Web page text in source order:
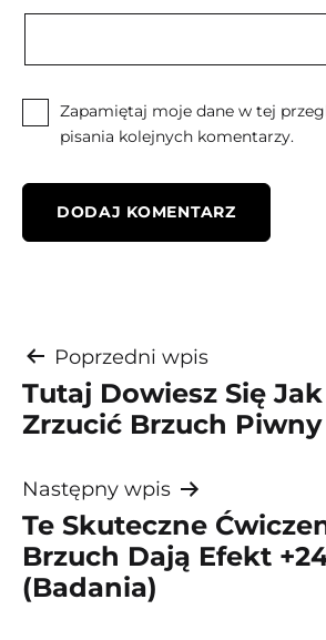
Zapamiętaj moje dane w tej
pisania kolejnych komentarzy.
Nawigacja
wpisu
Poprzedni wpis
Tutaj Dowiesz Się
Zrzucić Brzuch
Następny wpis
Te Skuteczne
Brzuch Dają Efekt
(Badania)